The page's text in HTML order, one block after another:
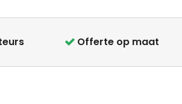
Offerte op maat